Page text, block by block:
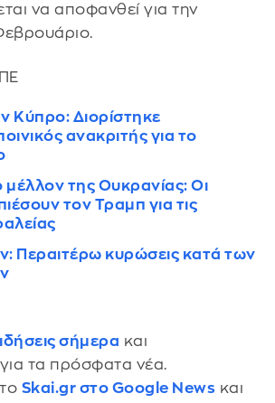
να αποφανθεί για την
Κύπρο: Διορίστηκε
ανακριτής για το
της Ουκρανίας: Οι
τον Τραμπ για τις
Περαιτέρω κυρώσεις κατά των
σήμερα και
τα πρόσφατα νέα.
Skai.gr στο Google News και